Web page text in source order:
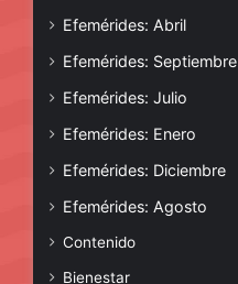
Efemérides: Abril
Efemérides: Septiembre
Efemérides: Julio
Efemérides: Enero
Efemérides: Diciembre
Efemérides: Agosto
Contenido
Bienestar